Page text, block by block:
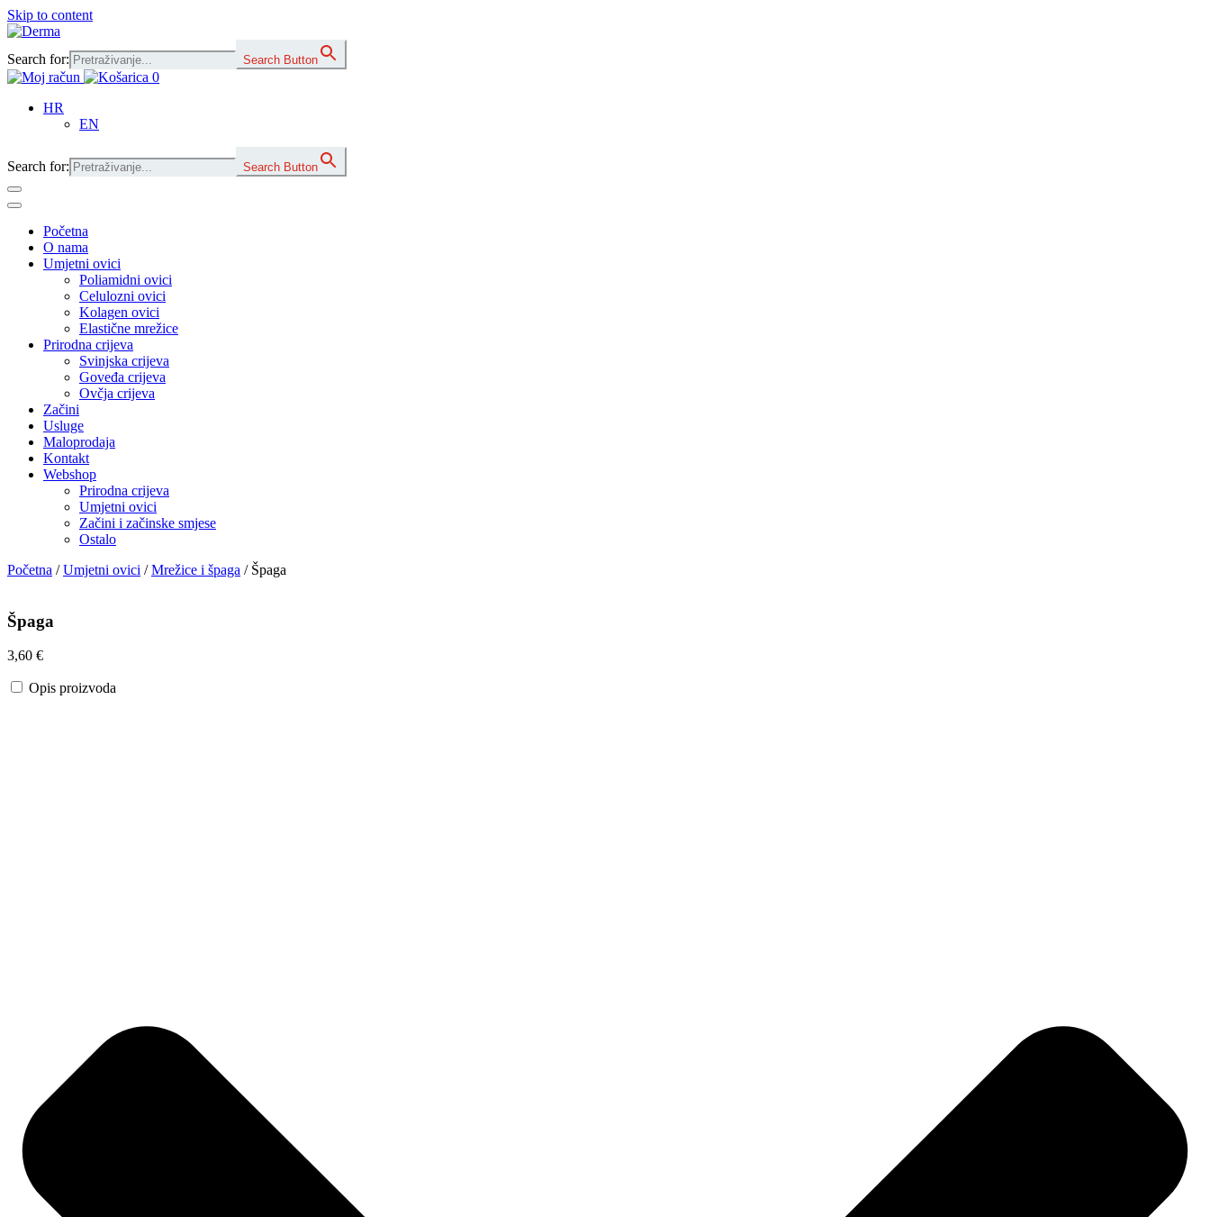
Skip to content
Main
Navigation
Search for: Search Button
0
HR
EN
Search for: Search Button
Početna
O nama
Umjetni ovici
Poliamidni ovici
Celulozni ovici
Kolagen ovici
Elastične mrežice
Prirodna crijeva
Svinjska crijeva
Goveđa crijeva
Ovčja crijeva
Začini
Usluge
Maloprodaja
Kontakt
Webshop
Prirodna crijeva
Umjetni ovici
Začini i začinske smjese
Ostalo
Početna /Umjetni ovici /Mrežice i špaga / Špaga
Špaga
3,60 €
Opis proizvoda